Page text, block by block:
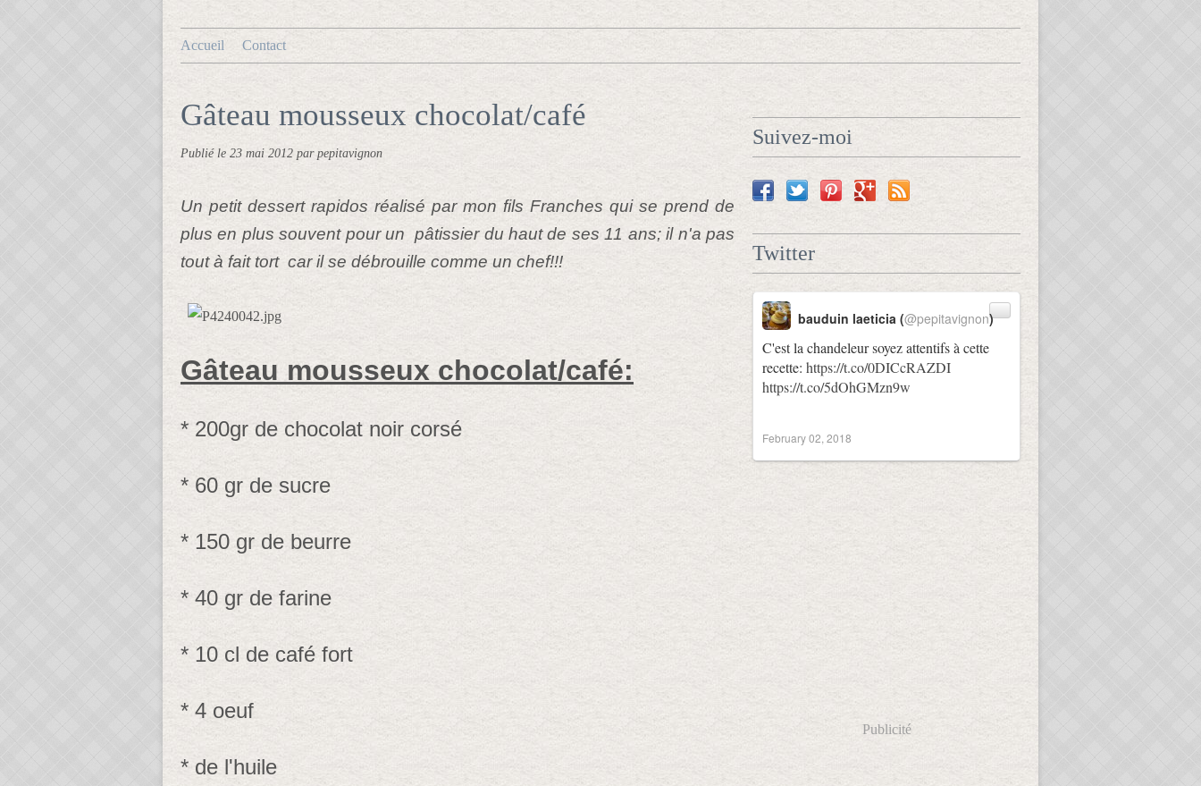
Accueil Contact
Gâteau mousseux chocolat/café
Publié le 23 mai 2012 par pepitavignon
Un petit dessert rapidos réalisé par mon fils Franches qui se prend de
plus en plus souvent pour un pâtissier du haut de ses 11 ans; il n'a pas
tout à fait tort car il se débrouille comme un chef!!!
Gâteau mousseux chocolat/café:
* 200gr de chocolat noir corsé
* 60 gr de sucre
* 150 gr de beurre
* 40 gr de farine
* 10 cl de café fort
* 4 oeuf
* de l'huile
Suivez-moi
Twitter
C'est la chandeleur soyez attentifs à cette
recette: https://t.co/0DICcRAZDI
https://t.co/5dOhGMzn9w
bauduin laeticia (@pepitavignon)
February 02, 2018
Publicité